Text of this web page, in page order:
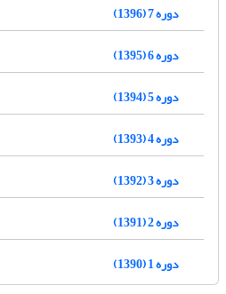
دوره 7 (1396)
دوره 6 (1395)
دوره 5 (1394)
دوره 4 (1393)
دوره 3 (1392)
دوره 2 (1391)
دوره 1 (1390)